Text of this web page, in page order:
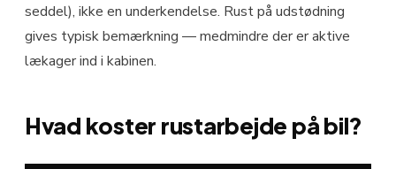
seddel), ikke en underkendelse. Rust på udstødning
gives typisk bemærkning — medmindre der er aktive
lækager ind i kabinen.
Hvad koster rustarbej­de på bil?